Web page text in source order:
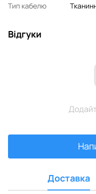
Тип кабелю
Відгуки
Доставка